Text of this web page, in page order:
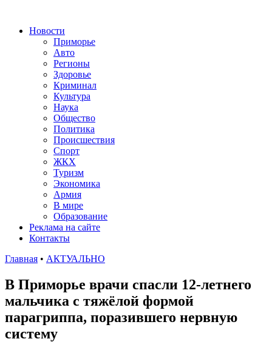
Новости
Приморье
Авто
Регионы
Здоровье
Криминал
Культура
Наука
Общество
Политика
Происшествия
Спорт
ЖКХ
Туризм
Экономика
Армия
В мире
Образование
Реклама на сайте
Контакты
Главная • АКТУАЛЬНО
В Приморье врачи спасли 12-летнего
мальчика с тяжёлой формой
парагриппа, поразившего нервную
систему